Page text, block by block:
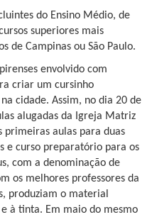
do Ensino Médio, de
superiores mais
de Campinas ou São Paulo.
envolvido com
criar um cursinho
cidade. Assim, no dia 20 de
alugadas da Igreja Matriz
primeiras aulas para duas
e curso preparatório para os
com a denominação de
os melhores professores da
produziam o material
à tinta. Em maio do mesmo